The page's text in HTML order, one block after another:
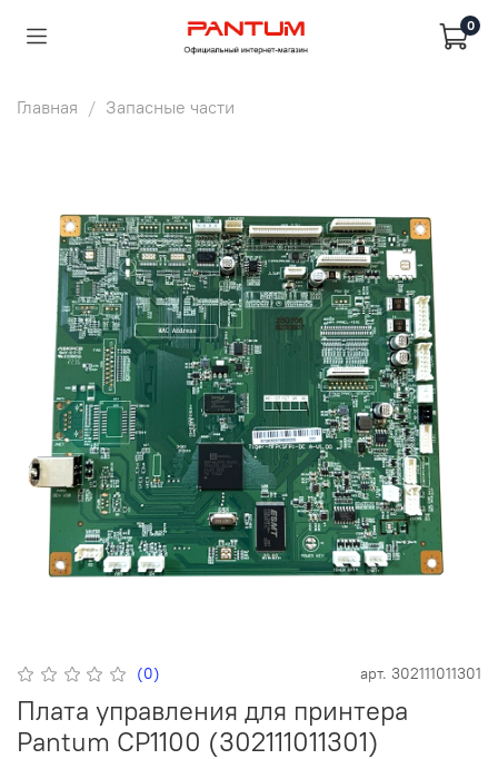
0
Главная Запасные части
(0) арт. 302111011301
Плата управления для принтера
Pantum CP1100 (302111011301)